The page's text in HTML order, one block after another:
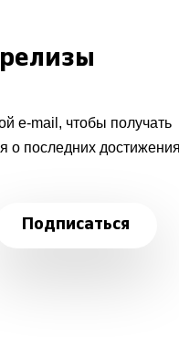
e-mail, чтобы получать
о последних
Подписаться